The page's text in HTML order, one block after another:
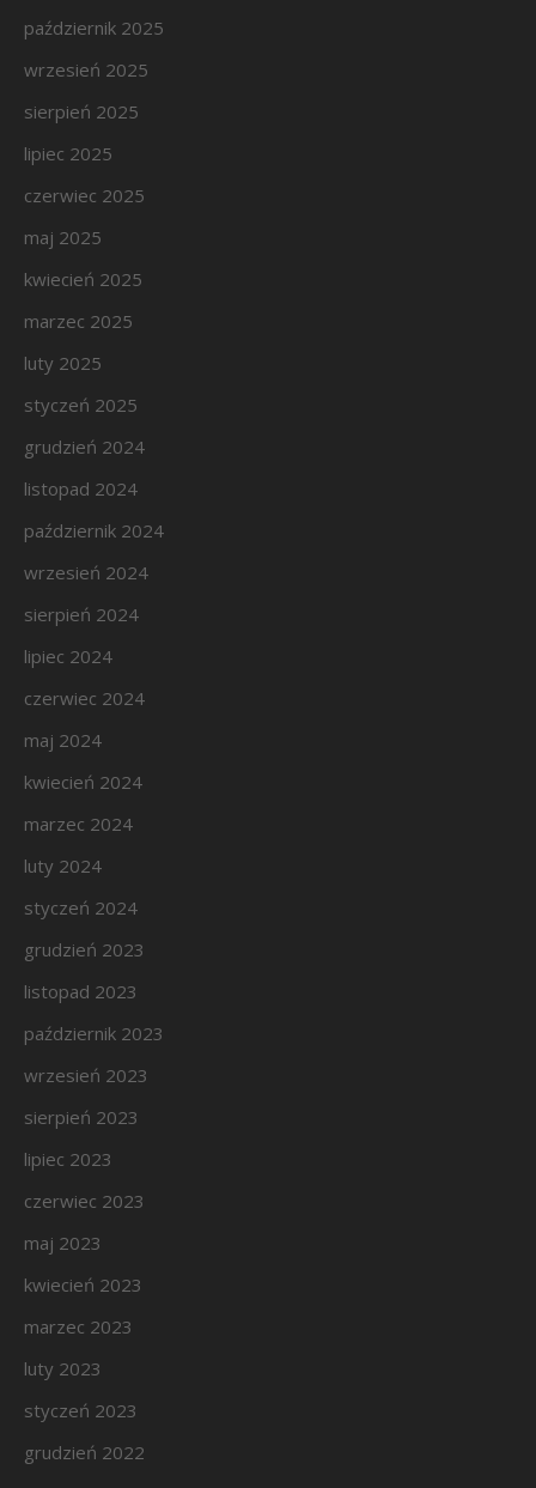
październik 2025
wrzesień 2025
sierpień 2025
lipiec 2025
czerwiec 2025
maj 2025
kwiecień 2025
marzec 2025
luty 2025
styczeń 2025
grudzień 2024
listopad 2024
październik 2024
wrzesień 2024
sierpień 2024
lipiec 2024
czerwiec 2024
maj 2024
kwiecień 2024
marzec 2024
luty 2024
styczeń 2024
grudzień 2023
listopad 2023
październik 2023
wrzesień 2023
sierpień 2023
lipiec 2023
czerwiec 2023
maj 2023
kwiecień 2023
marzec 2023
luty 2023
styczeń 2023
grudzień 2022